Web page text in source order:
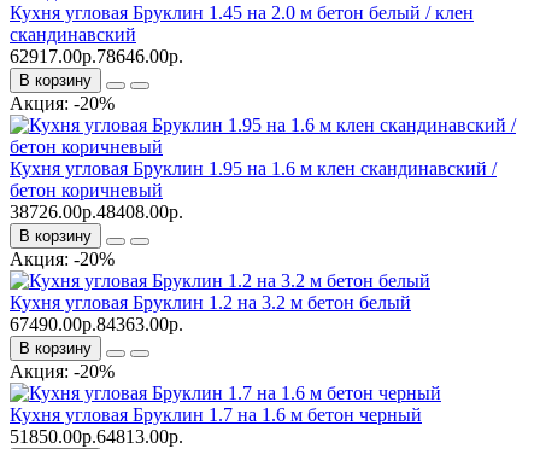
Кухня угловая Бруклин 1.45 на 2.0 м бетон белый / клен
скандинавский
62917.00р.78646.00р.
В корзину
Акция: -20%
Кухня угловая Бруклин 1.95 на 1.6 м клен скандинавский /
бетон коричневый
38726.00р.48408.00р.
В корзину
Акция: -20%
Кухня угловая Бруклин 1.2 на 3.2 м бетон белый
67490.00р.84363.00р.
В корзину
Акция: -20%
Кухня угловая Бруклин 1.7 на 1.6 м бетон черный
51850.00р.64813.00р.